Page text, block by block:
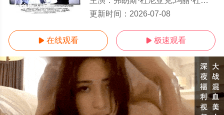
1-1全集/大结局
更新时间： 2026-07-08
 在线观看  极速观看